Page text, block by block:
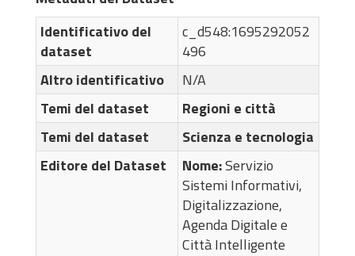
Identificativo del
dataset
c_d548:1695292052
496
Altro identificativo
N/A
Temi del dataset
Regioni e città
Temi del dataset
Scienza e tecnologia
Editore del Dataset
Nome:Servizio
Sistemi Informativi,
Digitalizzazione,
Agenda Digitale e
Città Intelligente